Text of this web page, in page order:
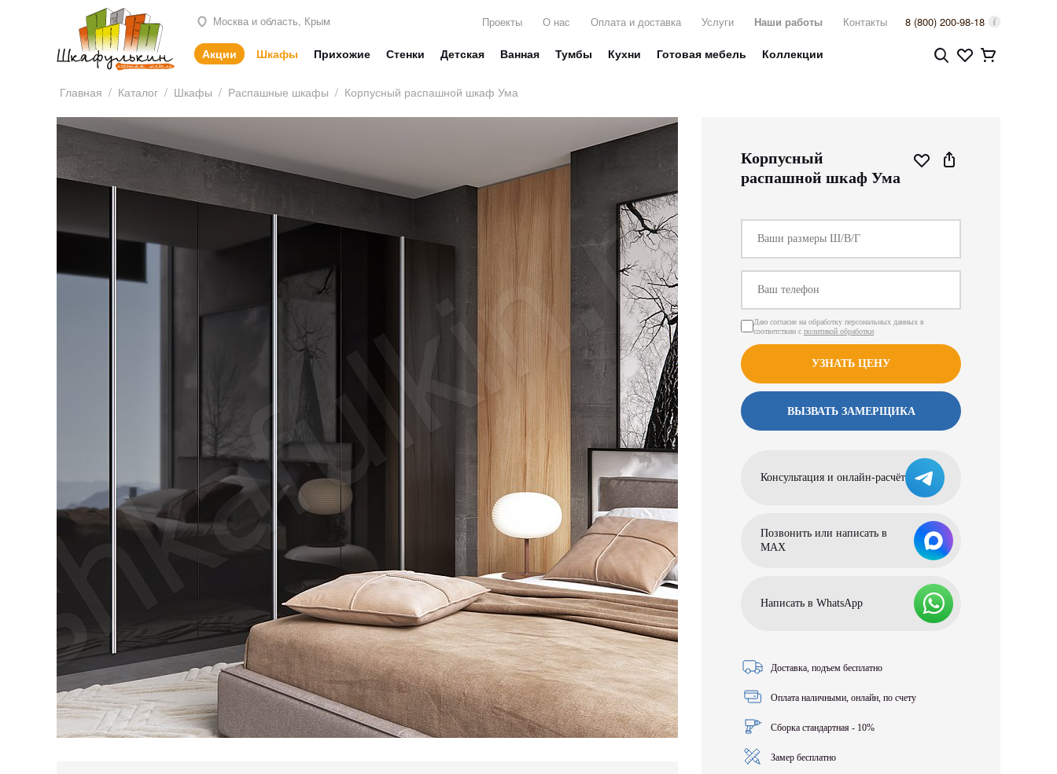
Москва и область, Крым Проекты О нас Оплата и доставка Услуги Наши работы Контакты 8 (800) 200-98-18
Акции Шкафы Прихожие Стенки Детская Ванная Тумбы Кухни Готовая мебель Коллекции
Главная / Каталог / Шкафы / Распашные шкафы / Корпусный распашной шкаф Ума
Корпусный
распашной шкаф Ума
Даю согласие на обработку персональных данных в
соответствии с политикой обработки
УЗНАТЬ ЦЕНУ
ВЫЗВАТЬ ЗАМЕРЩИКА
Консультация и онлайн-расчёт
Позвонить или написать в
МАХ
Написать в WhatsApp
Доставка, подъем бесплатно
Оплата наличными, онлайн, по счету
Сборка стандартная - 10%
Замер бесплатно